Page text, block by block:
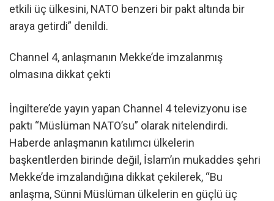
etkili üç ülkesini, NATO benzeri bir pakt altında bir
araya getirdi” denildi.
Channel 4, anlaşmanın Mekke’de imzalanmış
olmasına dikkat çekti
İngiltere’de yayın yapan Channel 4 televizyonu ise
paktı “Müslüman NATO’su” olarak nitelendirdi.
Haberde anlaşmanın katılımcı ülkelerin
başkentlerden birinde değil, İslam’ın mukaddes şehri
Mekke’de imzalandığına dikkat çekilerek, “Bu
anlaşma, Sünni Müslüman ülkelerin en güçlü üç